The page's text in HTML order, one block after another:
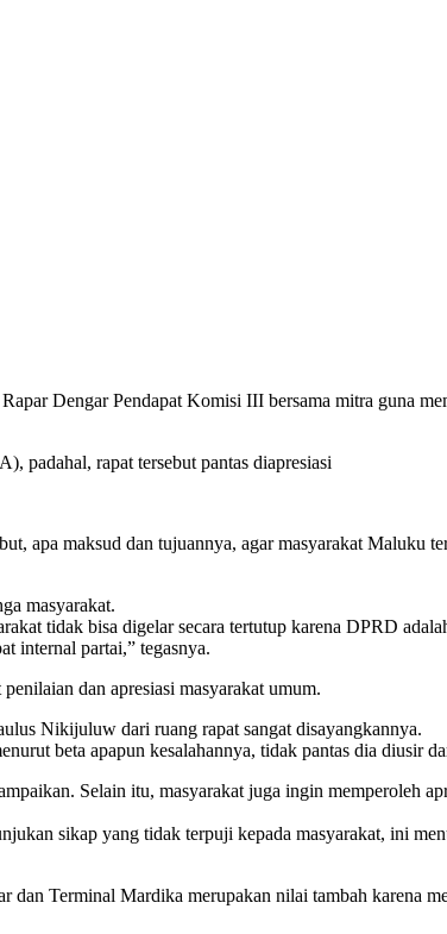
Dengar Pendapat Komisi III bersama mitra guna
padahal, rapat tersebut pantas diapresiasi
apa maksud dan tujuannya, agar masyarakat Maluku
masyarakat.
tidak bisa digelar secara tertutup karena DPRD
internal partai,” tegasnya.
dan apresiasi masyarakat umum.
Nikijuluw dari ruang rapat sangat disayangkannya.
beta apapun kesalahannya, tidak pantas dia diusir
Selain itu, masyarakat juga ingin memperoleh
sikap yang tidak terpuji kepada masyarakat, ini
Terminal Mardika merupakan nilai tambah karena